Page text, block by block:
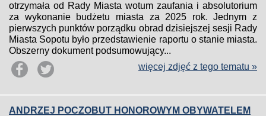
otrzymała od Rady Miasta wotum zaufania i absolutorium
za wykonanie budżetu miasta za 2025 rok. Jednym z
pierwszych punktów porządku obrad dzisiejszej sesji Rady
Miasta Sopotu było przedstawienie raportu o stanie miasta.
Obszerny dokument podsumowujący...
więcej zdjęć z tego tematu »
ANDRZEJ POCZOBUT HONOROWYM OBYWATELEM